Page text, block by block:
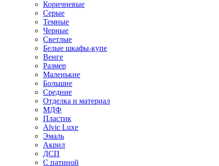
Коричневые
Серые
Темные
Черные
Светлые
Белые шкафы-купе
Венге
Размер
Маленькие
Большие
Средние
Отделка и материал
МДФ
Пластик
Alvic Luxe
Эмаль
Акрил
ДСП
С патиной